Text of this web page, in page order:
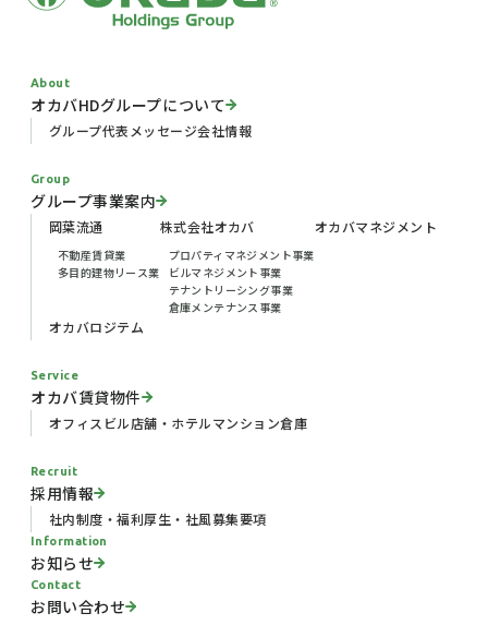
About
オカバHDグループについて
グループ代表メッセージ会社情報
Group
グループ事業案内
岡葉流通
不動産賃貸業
多目的建物リース業
株式会社オカバ
プロパティマネジメント事業
ビルマネジメント事業
テナントリーシング事業
倉庫メンテナンス事業
オカバマネジメント
オカバロジテム
Service
オカバ賃貸物件
オフィスビル店舗・ホテルマンション倉庫
Recruit
採用情報
社内制度・福利厚生・社風募集要項
Information
お知らせ
Contact
お問い合わせ